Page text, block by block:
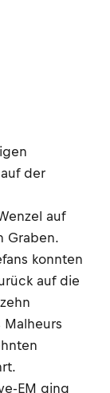
der
auf
Graben.
konnten
auf die
EM ging